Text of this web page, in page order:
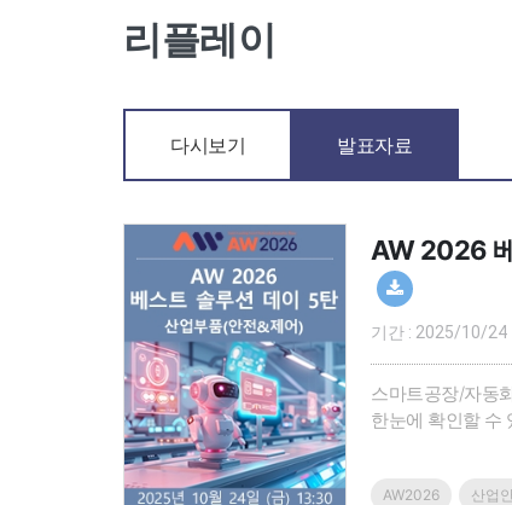
리플레이
다시보기 발표자료
AW 2026
기간 : 2025/10/24
스마트공장/자동
한눈에 확인할 수
AW2026 산업